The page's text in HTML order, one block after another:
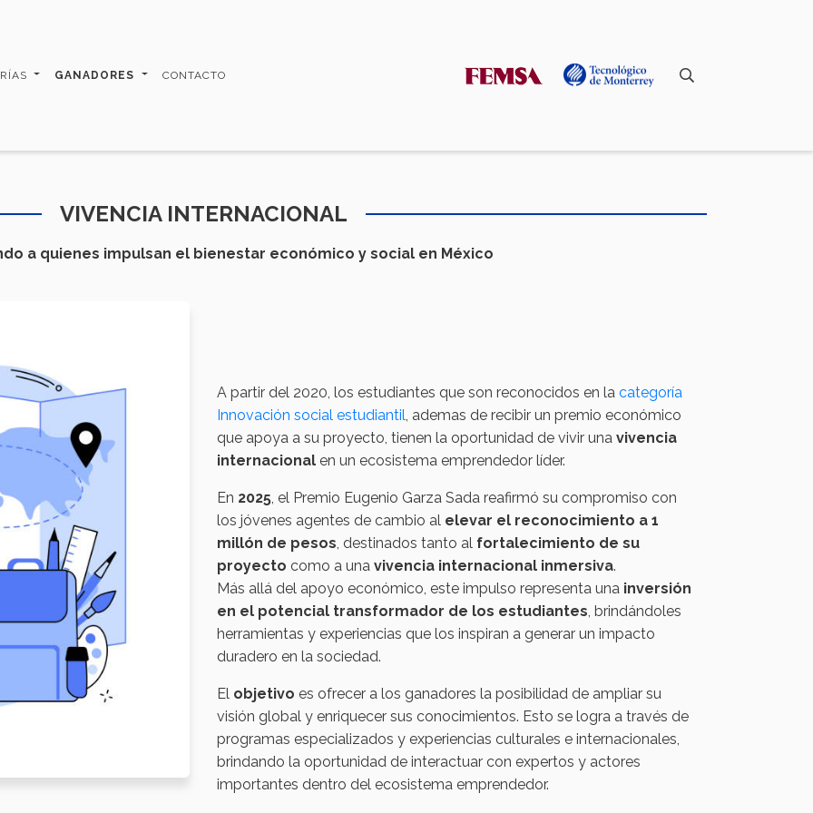
GANADORES CONTACTO
VIVENCIA INTERNACIONAL
a quienes impulsan el bienestar económico y social en México
A partir del 2020, los estudiantes que son reconocidos en la categoría
Innovación social estudiantil, ademas de recibir un premio económico
que apoya a su proyecto, tienen la oportunidad de vivir una vivencia
internacional en un ecosistema emprendedor líder.
En 2025, el Premio Eugenio Garza Sada reafirmó su compromiso con
los jóvenes agentes de cambio al elevar el reconocimiento a 1
millón de pesos, destinados tanto al fortalecimiento de su
proyecto como a una vivencia internacional inmersiva.
Más allá del apoyo económico, este impulso representa una inversión
en el potencial transformador de los estudiantes, brindándoles
herramientas y experiencias que los inspiran a generar un impacto
duradero en la sociedad.
El objetivo es ofrecer a los ganadores la posibilidad de ampliar su
visión global y enriquecer sus conocimientos. Esto se logra a través de
programas especializados y experiencias culturales e internacionales,
brindando la oportunidad de interactuar con expertos y actores
importantes dentro del ecosistema emprendedor.